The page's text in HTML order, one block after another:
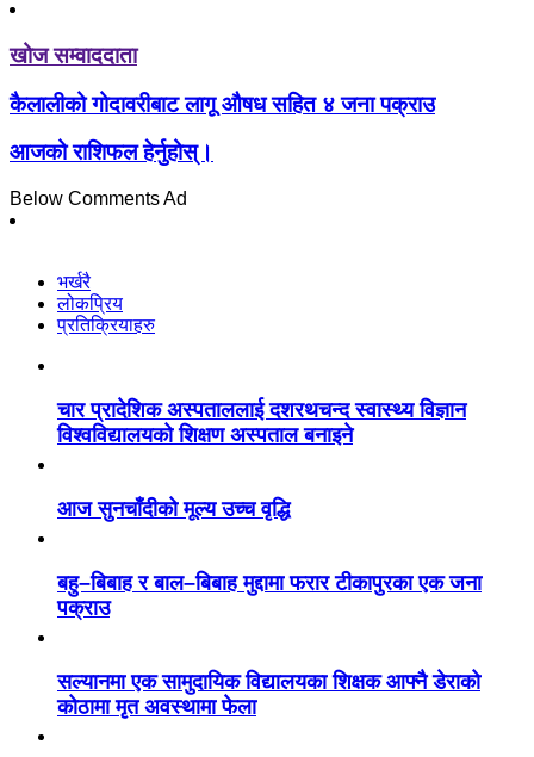
खोज सम्वाददाता
कैलालीको गोदावरीबाट लागू औषध सहित ४ जना पक्राउ
आजको राशिफल हेर्नुहोस्।
Below Comments Ad
भर्खरै
लोकप्रिय
प्रतिक्रियाहरु
चार प्रादेशिक अस्पताललाई दशरथचन्द स्वास्थ्य विज्ञान
विश्वविद्यालयको शिक्षण अस्पताल बनाइने
आज सुनचाँदीको मूल्य उच्च वृद्धि
बहु–बिबाह र बाल–बिबाह मुद्दामा फरार टीकापुरका एक जना
पक्राउ
सल्यानमा एक सामुदायिक विद्यालयका शिक्षक आफ्नै डेराको
कोठामा मृत अवस्थामा फेला